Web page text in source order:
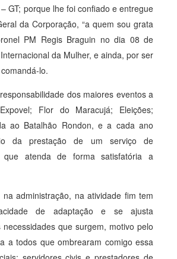
GT; porque lhe foi confiado e entregue
da Corporação, “a quem sou grata
PM Regis Braguin no dia 08 de
da Mulher, e ainda, por ser
lo.
dos maiores eventos a
Flor do Maracujá; Eleições;
ao Batalhão Rondon, e a cada ano
da prestação de um serviço de
que atenda de forma satisfatória a
administração, na atividade fim tem
de adaptação e se ajusta
que surgem, motivo pelo
a todos que ombrearam comigo essa